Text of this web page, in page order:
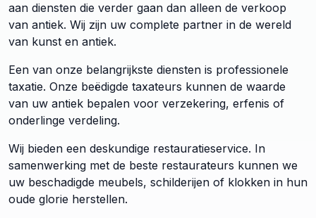
aan diensten die verder gaan dan alleen de verkoop
van antiek. Wij zijn uw complete partner in de wereld
van kunst en antiek.
Een van onze belangrijkste diensten is professionele
taxatie. Onze beëdigde taxateurs kunnen de waarde
van uw antiek bepalen voor verzekering, erfenis of
onderlinge verdeling.
Wij bieden een deskundige restauratieservice. In
samenwerking met de beste restaurateurs kunnen we
uw beschadigde meubels, schilderijen of klokken in hun
oude glorie herstellen.